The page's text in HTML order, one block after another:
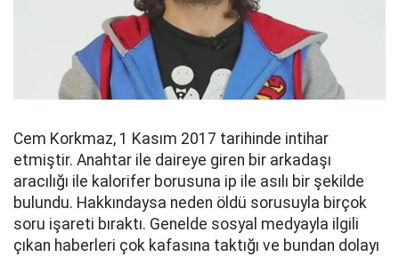
Cem Korkmaz, 1 Kasım 2017 tarihinde intihar
etmiştir. Anahtar ile daireye giren bir arkadaşı
aracılığı ile kalorifer borusuna ip ile asılı bir şekilde
bulundu. Hakkındaysa neden öldü sorusuyla birçok
soru işareti bıraktı. Genelde sosyal medyayla ilgili
çıkan haberleri çok kafasına taktığı ve bundan dolayı